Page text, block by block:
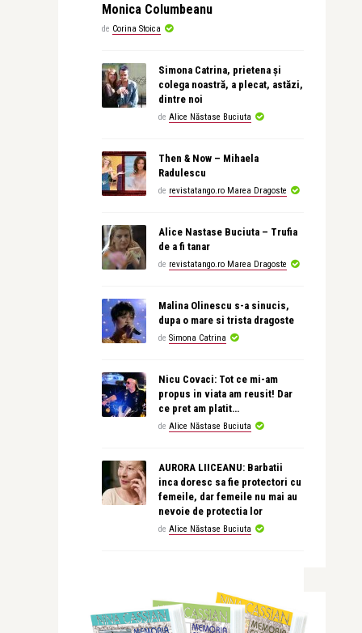
Monica Columbeanu
de Corina Stoica
Simona Catrina, prietena și
colega noastră, a plecat, astăzi,
dintre noi
de Alice Năstase Buciuta
Then & Now – Mihaela
Radulescu
de revistatango.ro Marea Dragoste
Alice Nastase Buciuta – Trufia
de a fi tanar
de revistatango.ro Marea Dragoste
Malina Olinescu s-a sinucis,
dupa o mare si trista dragoste
de Simona Catrina
Nicu Covaci: Tot ce mi-am
propus in viata am reusit! Dar
ce pret am platit…
de Alice Năstase Buciuta
AURORA LIICEANU: Barbatii
inca doresc sa fie protectori cu
femeile, dar femeile nu mai au
nevoie de protectia lor
de Alice Năstase Buciuta